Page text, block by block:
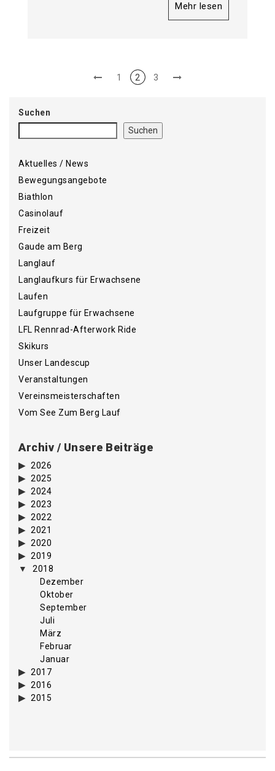
Mehr lesen
1 2 3
Suchen
Suchen
Aktuelles / News
Bewegungsangebote
Biathlon
Casinolauf
Freizeit
Gaude am Berg
Langlauf
Langlaufkurs für Erwachsene
Laufen
Laufgruppe für Erwachsene
LFL Rennrad-Afterwork Ride
Skikurs
Unser Landescup
Veranstaltungen
Vereinsmeisterschaften
Vom See Zum Berg Lauf
Archiv / Unsere Beiträge
2026
2025
2024
2023
2022
2021
2020
2019
2018
Dezember
Oktober
September
Juli
März
Februar
Januar
2017
2016
2015